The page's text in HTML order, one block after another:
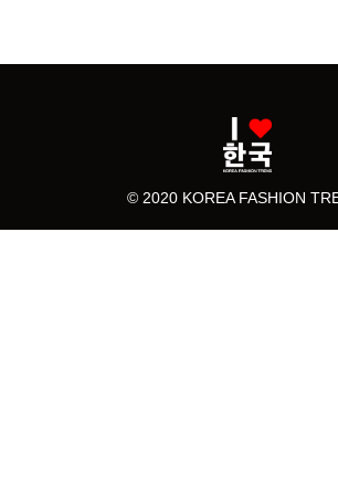
© 2020 KOREA FASHION